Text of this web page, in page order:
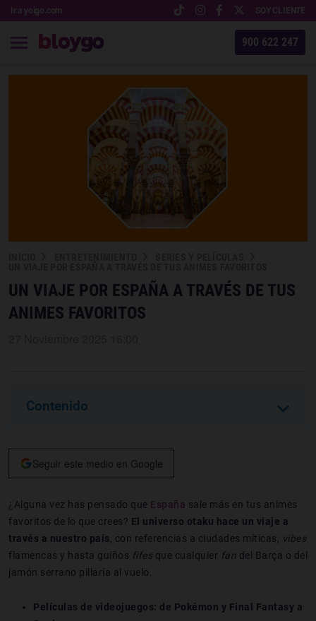
Ir a yoigo.com SOY CLIENTE
900 622 247
UN VIAJE POR ESPAÑA A TRAVÉS DE TUS
ANIMES FAVORITOS
Contenido
Seguir este medio en Google
¿Alguna vez has pensado que España sale más en tus animes
favoritos de lo que crees? El universo otaku hace un viaje a
través a nuestro país , con referencias a ciudades míticas,
vibes
flamencas y hasta guiños fifes que cualquier fan del Barça o del
jamón serrano pillaría al vuelo.
Películas de videojuegos: de Pokémon y Final Fantasy a